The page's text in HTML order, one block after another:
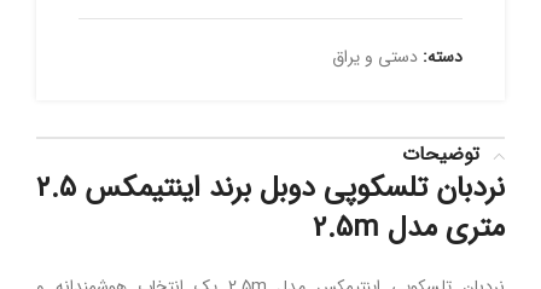
دسته: دستی و یراق
توضیحات
نردبان تلسکوپی دوبل برند اینتیمکس ٢.۵
متری مدل 2.5m